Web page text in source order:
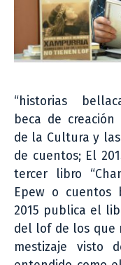
“historias
beca de
de la Cultura y
de cuentos; El
tercer libro
Epew o cuentos
2015 publica el
del lof de los que
mestizaje visto